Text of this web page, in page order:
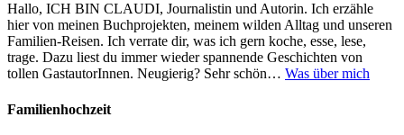
Hallo, ICH BIN CLAUDI, Journalistin und Autorin. Ich erzähle
hier von meinen Buchprojekten, meinem wilden Alltag und unseren
Familien-Reisen. Ich verrate dir, was ich gern koche, esse, lese,
trage. Dazu liest du immer wieder spannende Geschichten von
tollen GastautorInnen. Neugierig? Sehr schön… Was über mich
Familienhochzeit